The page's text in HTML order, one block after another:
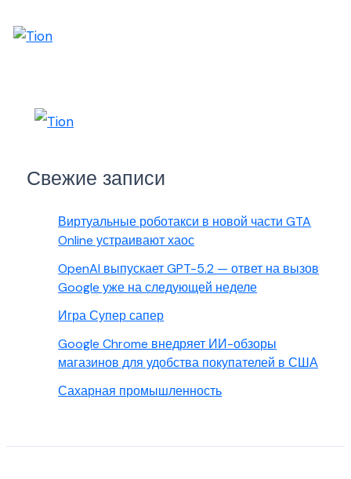
Свежие записи
Виртуальные роботакси в новой части GTA
Online устраивают хаос
OpenAI выпускает GPT-5.2 — ответ на вызов
Google уже на следующей неделе
Игра Супер сапер
Google Chrome внедряет ИИ-обзоры
магазинов для удобства покупателей в США
Сахарная промышленность